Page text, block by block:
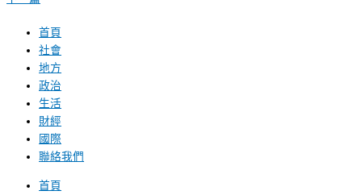
首頁
社會
地方
政治
生活
財經
國際
聯絡我們
首頁